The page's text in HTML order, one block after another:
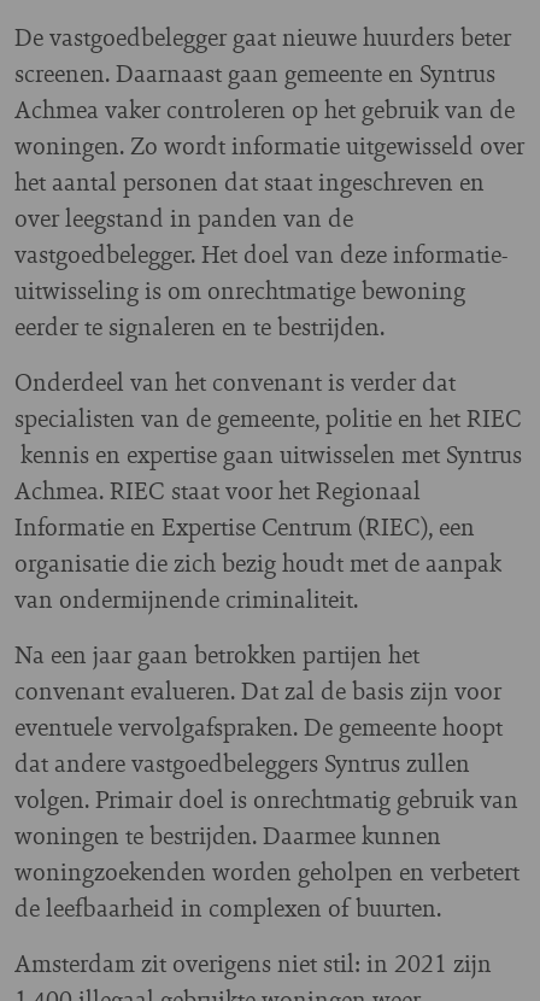
De vastgoedbelegger gaat nieuwe huurders beter
screenen. Daarnaast gaan gemeente en Syntrus
Achmea vaker controleren op het gebruik van de
woningen. Zo wordt informatie uitgewisseld over
het aantal personen dat staat ingeschreven en
over leegstand in panden van de
vastgoedbelegger. Het doel van deze informatie-
uitwisseling is om onrechtmatige bewoning
eerder te signaleren en te bestrijden.
Onderdeel van het convenant is verder dat
specialisten van de gemeente, politie en het RIEC
kennis en expertise gaan uitwisselen met Syntrus
Achmea. RIEC staat voor het Regionaal
Informatie en Expertise Centrum (RIEC), een
organisatie die zich bezig houdt met de aanpak
van ondermijnende criminaliteit.
Na een jaar gaan betrokken partijen het
convenant evalueren. Dat zal de basis zijn voor
eventuele vervolgafspraken. De gemeente hoopt
dat andere vastgoedbeleggers Syntrus zullen
volgen. Primair doel is onrechtmatig gebruik van
woningen te bestrijden. Daarmee kunnen
woningzoekenden worden geholpen en verbetert
de leefbaarheid in complexen of buurten.
Amsterdam zit overigens niet stil: in 2021 zijn